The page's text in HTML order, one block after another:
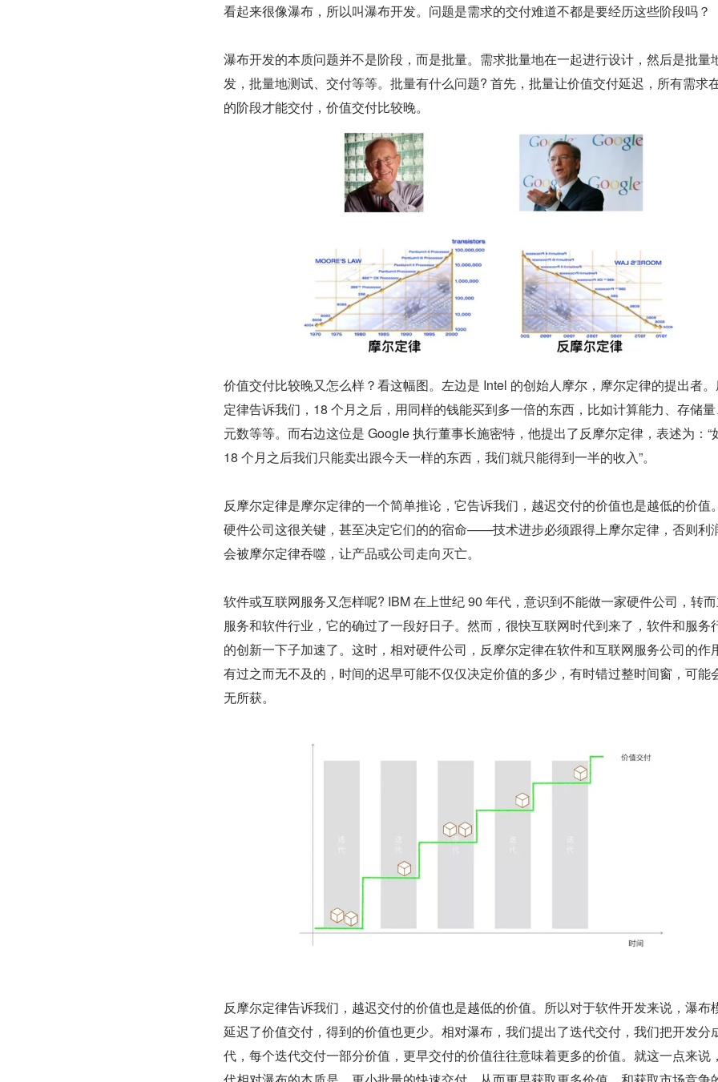
看起来很像瀑布，所以叫瀑布开发。问题是需求的交付难道不都是要经历这些阶段吗？
瀑布开发的本质问题并不是阶段，而是批量。需求批量地在一起进行设计，然后是批量
发，批量地测试、交付等等。批量有什么问题? 首先，批量让价值交付延迟，所有需求
的阶段才能交付，价值交付比较晚。
价值交付比较晚又怎么样？看这幅图。左边是 Intel 的创始人摩尔，摩尔定律的提出者
定律告诉我们，18 个月之后，用同样的钱能买到多一倍的东西，比如计算能力、存储
元数等等。而右边这位是 Google 执行董事长施密特，他提出了反摩尔定律，表述为：“
18 个月之后我们只能卖出跟今天一样的东西，我们就只能得到一半的收入”。
反摩尔定律是摩尔定律的一个简单推论，它告诉我们，越迟交付的价值也是越低的价值
硬件公司这很关键，甚至决定它们的的宿命——技术进步必须跟得上摩尔定律，否则利
会被摩尔定律吞噬，让产品或公司走向灭亡。
软件或互联网服务又怎样呢? IBM 在上世纪 90 年代，意识到不能做一家硬件公司，转
服务和软件行业，它的确过了一段好日子。然而，很快互联网时代到来了，软件和服务
的创新一下子加速了。这时，相对硬件公司，反摩尔定律在软件和互联网服务公司的作
有过之而无不及的，时间的迟早可能不仅仅决定价值的多少，有时错过整时间窗，可能
无所获。
反摩尔定律告诉我们，越迟交付的价值也是越低的价值。所以对于软件开发来说，瀑布
延迟了价值交付，得到的价值也更少。相对瀑布，我们提出了迭代交付，我们把开发分
代，每个迭代交付一部分价值，更早交付的价值往往意味着更多的价值。就这一点来说